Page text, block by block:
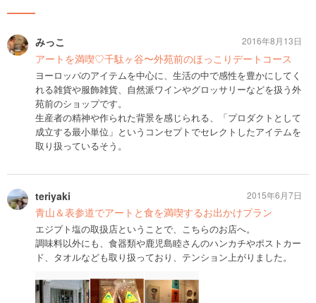
みっこ
アートを満喫♡千駄ヶ谷〜外苑前のほっこりデートコース
ヨーロッパのアイテムを中心に、生活の中で感性を豊かにしてく
れる雑貨や服飾雑貨、自然派ワインやグロッサリーなどを扱う外
苑前のショップです。
生産者の精神や作られた背景を感じられる、「プロダクトとして
成立する最小単位」というコンセプトでセレクトしたアイテムを
取り扱っているそう。
2016年8月13日
teriyaki
青山＆表参道でアートと食を満喫するお出かけプラン
エジプト塩の取扱店ということで、こちらのお店へ。
調味料以外にも、食器類や鹿児島睦さんのハンカチやポストカー
ド、タオルなども取り扱っており、テンション上がりました。
2015年6月7日